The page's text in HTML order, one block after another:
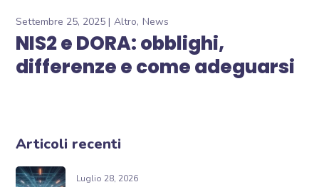
Settembre 25, 2025 Altro News
NIS2 e DORA: obblighi,
differenze e come adeguarsi
Articoli recenti
Luglio 28, 2026